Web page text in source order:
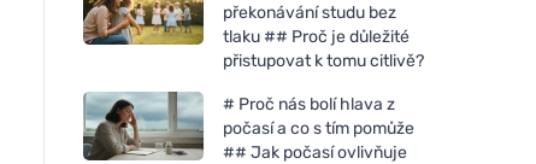
překonávání studu bez
tlaku ## Proč je důležité
přistupovat k tomu citlivě?
# Proč nás bolí hlava z
počasí a co s tím pomůže
## Jak počasí ovlivňuje